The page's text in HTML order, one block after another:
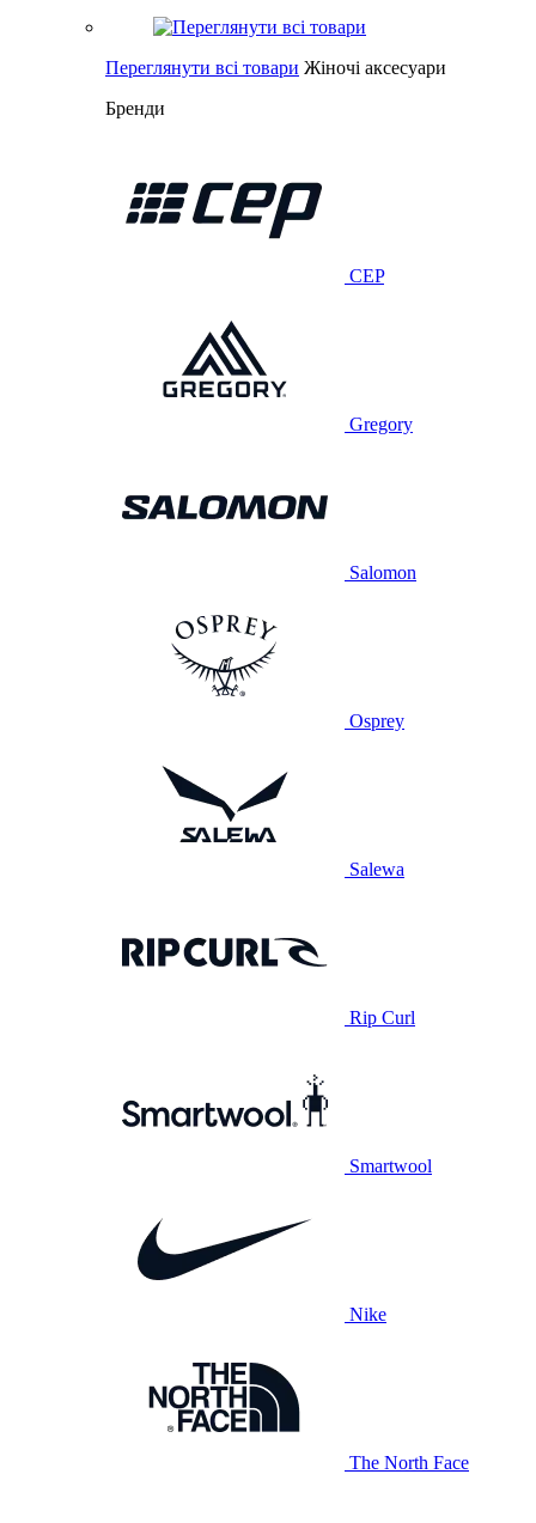
Переглянути всі товари Жіночі аксесуари
Бренди
CEP
Gregory
Salomon
Osprey
Salewa
Rip Curl
Smartwool
Nike
The North Face